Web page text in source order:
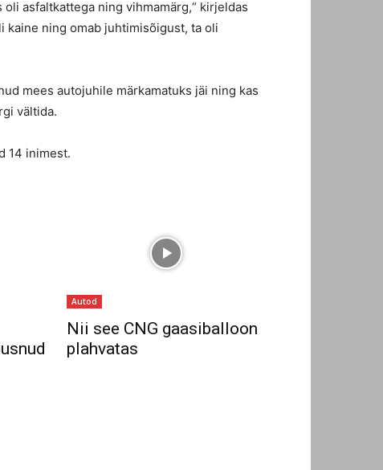
asfaltkattega ning vihmamärg,“ kirjeldas
kaine ning omab juhtimisõigust, ta oli
mees autojuhile märkamatuks jäi ning kas
vältida.
14 inimest.
Autod
Nii see CNG gaasiballoon
plahvatas